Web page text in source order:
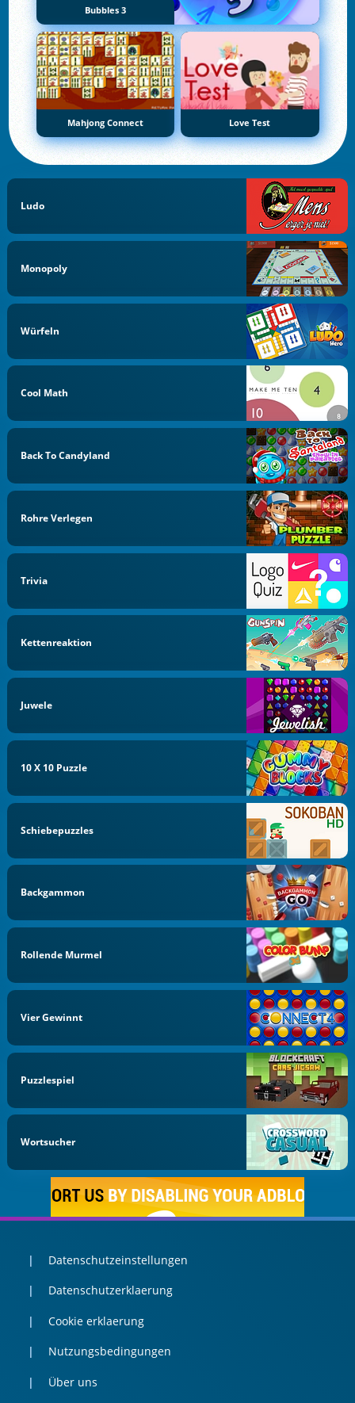
Bubbles 3
Mahjong Connect Love Test
Ludo
Monopoly
Würfeln
Cool Math
Back To Candyland
Rohre Verlegen
Trivia
Kettenreaktion
Juwele
10 X 10 Puzzle
Schiebepuzzles
Backgammon
Rollende Murmel
Vier Gewinnt
Puzzlespiel
Wortsucher
Datenschutzeinstellungen
Datenschutzerklaerung
Cookie erklaerung
Nutzungsbedingungen
Über uns